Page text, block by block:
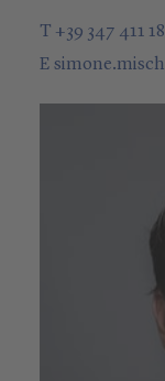
T +39 347 411
E